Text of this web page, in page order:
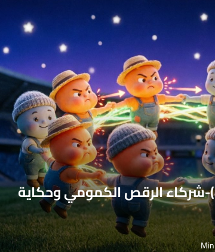
مغامرة العقل المستمرة(8)-شركاء الرقص الكمومي وحكاية